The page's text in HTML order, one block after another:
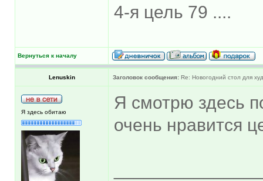
4-я цель 79 ....
Вернуться к началу
Lenuskin Заголовок сообщения: Re: Новогодний стол для
Я здесь обитаю
Я смотрю здесь
очень нравится